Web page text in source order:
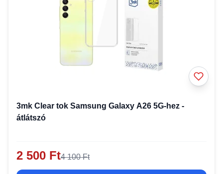
3mk Clear tok Samsung Galaxy A26 5G-hez -
átlátszó
2 500 Ft4 100 Ft